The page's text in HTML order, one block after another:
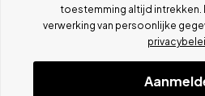
toestemming altijd intrekken.
verwerking van persoonlijke